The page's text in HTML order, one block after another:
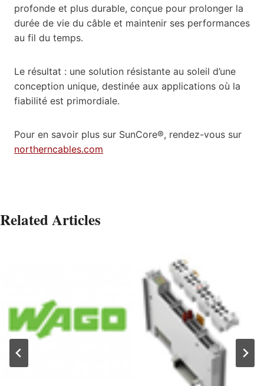
profonde et plus durable, conçue pour prolonger la
durée de vie du câble et maintenir ses performances
au fil du temps.
Le résultat : une solution résistante au soleil d’une
conception unique, destinée aux applications où la
fiabilité est primordiale.
Pour en savoir plus sur SunCore®, rendez-vous sur
northerncables.com
Related Articles